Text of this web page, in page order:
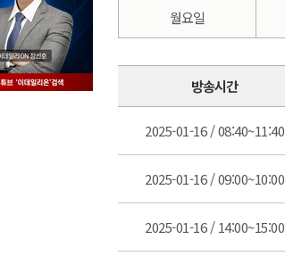
월요일
방송시간
2025-01-16 / 08:40~11:40
2025-01-16 / 09:00~10:00
2025-01-16 / 14:00~15:00